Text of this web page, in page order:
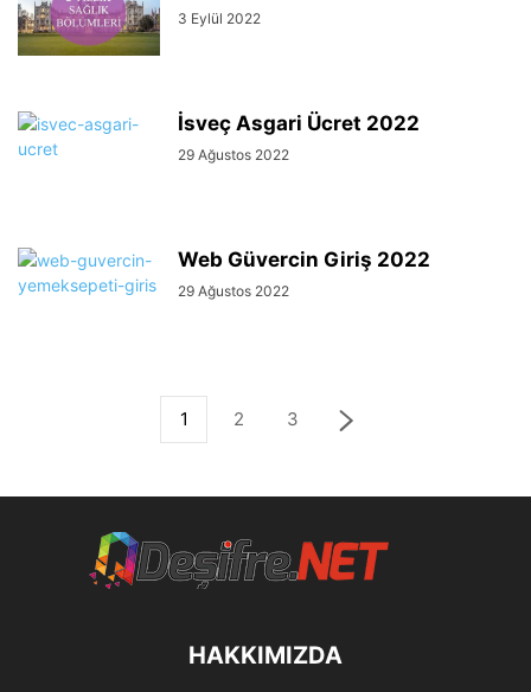
3 Eylül 2022
İsveç Asgari Ücret 2022
29 Ağustos 2022
Web Güvercin Giriş 2022
29 Ağustos 2022
1 2 3
HAKKIMIZDA